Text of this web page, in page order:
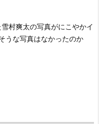
村爽太の写真がにこやかイ
うな写真はなかったのか